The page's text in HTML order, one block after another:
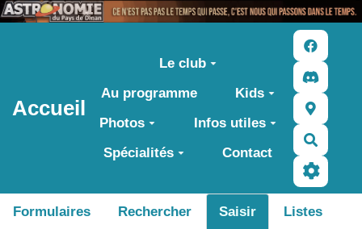
Accueil
Le club
Au programme
Kids
Photos
Infos utiles
Spécialités
Contact
Formulaires Rechercher Saisir Listes